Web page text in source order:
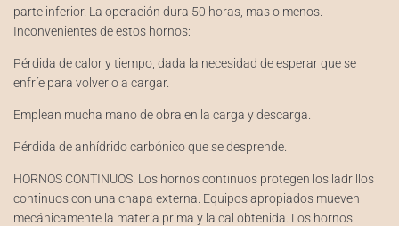
parte inferior. La operación dura 50 horas, mas o menos.
Inconvenientes de estos hornos:
Pérdida de calor y tiempo, dada la necesidad de esperar que se
enfríe para volverlo a cargar.
Emplean mucha mano de obra en la carga y descarga.
Pérdida de anhídrido carbónico que se desprende.
HORNOS CONTINUOS. Los hornos continuos protegen los ladrillos
continuos con una chapa externa. Equipos apropiados mueven
mecánicamente la materia prima y la cal obtenida. Los hornos